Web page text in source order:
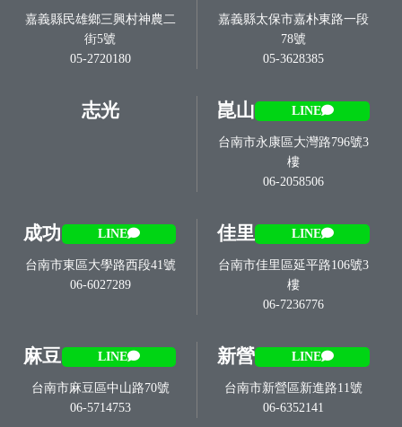
嘉義縣民雄鄉三興村神農二
街5號
05-2720180
嘉義縣太保市嘉朴東路一段
78號
05-3628385
志光 崑山 LINE
台南市永康區大灣路796號3
樓
06-2058506
成功 LINE
台南市東區大學路西段41號
06-6027289
佳里 LINE
台南市佳里區延平路106號3
樓
06-7236776
麻豆 LINE
台南市麻豆區中山路70號
06-5714753
新營 LINE
台南市新營區新進路11號
06-6352141